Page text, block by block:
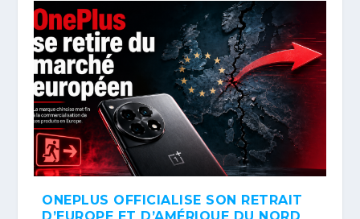
ONEPLUS OFFICIALISE SON RETRAIT